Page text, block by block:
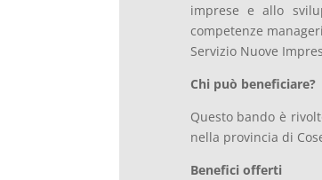
imprese e allo
competenze
Servizio Nuove
Chi può beneficiare?
Questo bando è
nella provincia di
Benefici offerti